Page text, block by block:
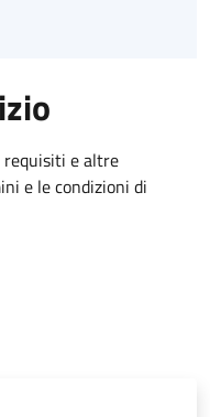
requisiti e altre
e le condizioni di